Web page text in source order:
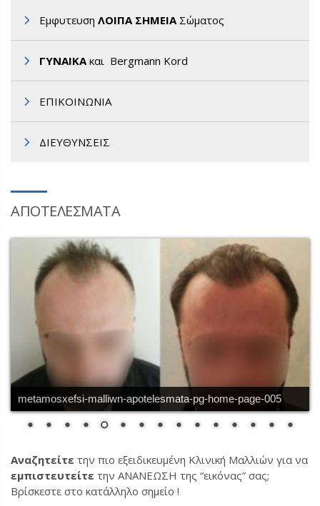
Εμφυτευση ΛΟΙΠΑ ΣΗΜΕΙΑ Σώματος
ΓΥΝΑΙΚΑ και Bergmann Kord
ΕΠΙΚΟΙΝΩΝΙΑ
ΔΙΕΥΘΥΝΣΕΙΣ
ΑΠΟΤΕΛΕΣΜΑΤΑ
metamosxefsi-malliwn-apotelesmata-pg-home-page-005
Αναζητείτε την πιο εξειδικευμένη Κλινική Μαλλιών για να
εμπιστευτείτε την ΑΝΑΝΕΩΣΗ της “εικόνας” σας;
Βρίσκεστε στο κατάλληλο σημείο !